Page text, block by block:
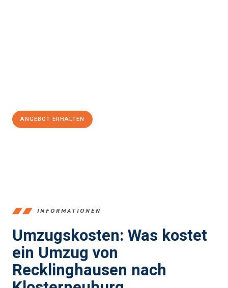
ANGEBOT ERHALTEN
INFORMATIONEN
Umzugskosten: Was kostet
ein Umzug von
Recklinghausen nach